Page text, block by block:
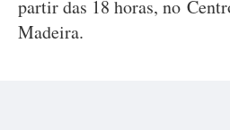
partir das 18 horas, no
Madeira.